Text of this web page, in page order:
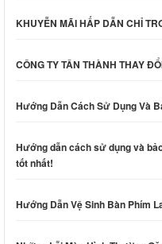
KHUYỄN MÃI HẤP DẪN CHỈ
CÔNG TY TÂN THÀNH THAY
Hướng Dẫn Cách Sử Dụng Và
Hướng dẫn cách sử dụng và
tốt nhất!
Hướng Dẫn Vệ Sinh Bàn Phím